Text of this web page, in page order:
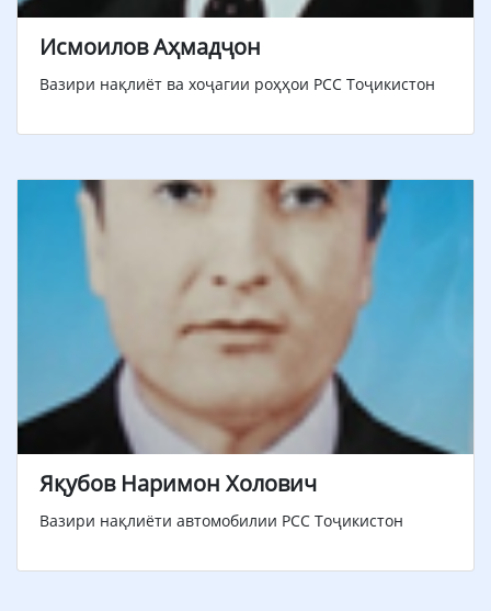
Исмоилов Аҳмадҷон
Вазири нақлиёт ва хоҷагии роҳҳои РСС Тоҷикистон
Яқубов Наримон Холович
Вазири нақлиёти автомобилии РСС Тоҷикистон